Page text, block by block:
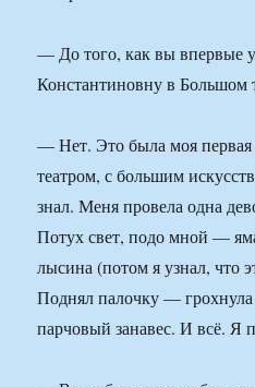
— До того, как вы впервые
Константиновну в Большом
— Нет. Это была моя первая
театром, с большим
знал. Меня провела одна
Потух свет, подо мной —
лысина (потом я узнал, что
Поднял палочку —
парчовый занавес. И всё. Я